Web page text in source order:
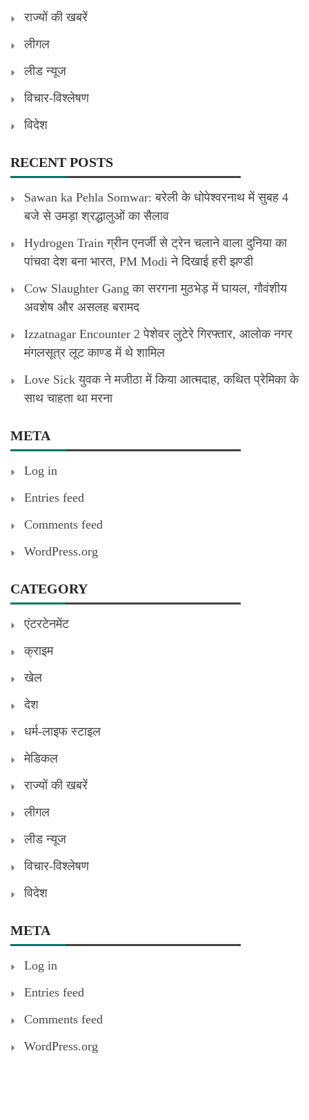
राज्यों की खबरें
लीगल
लीड न्यूज
विचार-विश्लेषण
विदेश
RECENT POSTS
Sawan ka Pehla Somwar: बरेली के धोपेश्वरनाथ में सुबह 4
बजे से उमड़ा श्रद्धालुओं का सैलाव
Hydrogen Train ग्रीन एनर्जी से ट्रेन चलाने वाला दुनिया का
पांचवा देश बना भारत, PM Modi ने दिखाई हरी झण्डी
Cow Slaughter Gang का सरगना मुठभेड़ में घायल, गौवंशीय
अवशेष और असलह बरामद
Izzatnagar Encounter 2 पेशेवर लुटेरे गिरफ्तार, आलोक नगर
मंगलसूत्र लूट काण्‍ड में थे शामिल
Love Sick युवक ने मजीठा में किया आत्मदाह, कथित प्रेमिका के
साथ चाहता था मरना
META
Log in
Entries feed
Comments feed
WordPress.org
CATEGORY
एंटरटेनमेंट
क्राइम
खेल
देश
धर्म-लाइफ स्टाइल
मेडिकल
राज्यों की खबरें
लीगल
लीड न्यूज
विचार-विश्लेषण
विदेश
META
Log in
Entries feed
Comments feed
WordPress.org